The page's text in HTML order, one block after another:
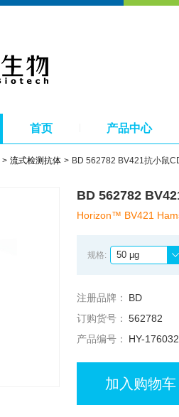
首页 产品中心
流式检测抗体 BD 562782 BV421抗小鼠
BD 562782
Horizon™ BV421
规格: 50 µg
注册品牌：
BD
订购货号： 562782
产品编号：
HY-176032
加入购物车